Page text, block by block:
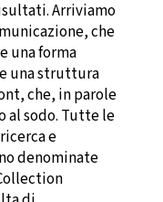
Arriviamo
che
una forma
una struttura
che, in parole
al sodo. Tutte le
e
denominate